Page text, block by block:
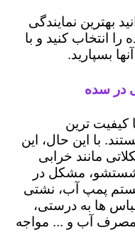
بهترین نمایندگی
انتخاب کنید و با
بسپارید.
در سده
کیفیت ترین
با این حال، این
مانند خرابی
مشکل در
پمپ آب، نشتی
ها به درستی،
آب و ... مواجه